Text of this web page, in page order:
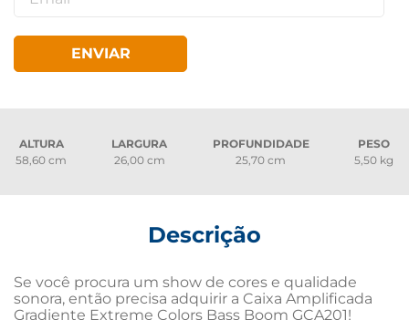
ENVIAR
ALTURA
58,60 cm
LARGURA
26,00 cm
PROFUNDIDADE
25,70 cm
PESO
5,50 kg
Descrição
Se você procura um show de cores e qualidade
sonora, então precisa adquirir a Caixa Amplificada
Gradiente Extreme Colors Bass Boom GCA201!